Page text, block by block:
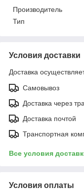
Производитель
Тип
Условия доставки
Доставка
Самовывоз
Доставка через
Доставка почтой
Транспортная
Все условия
Условия оплаты